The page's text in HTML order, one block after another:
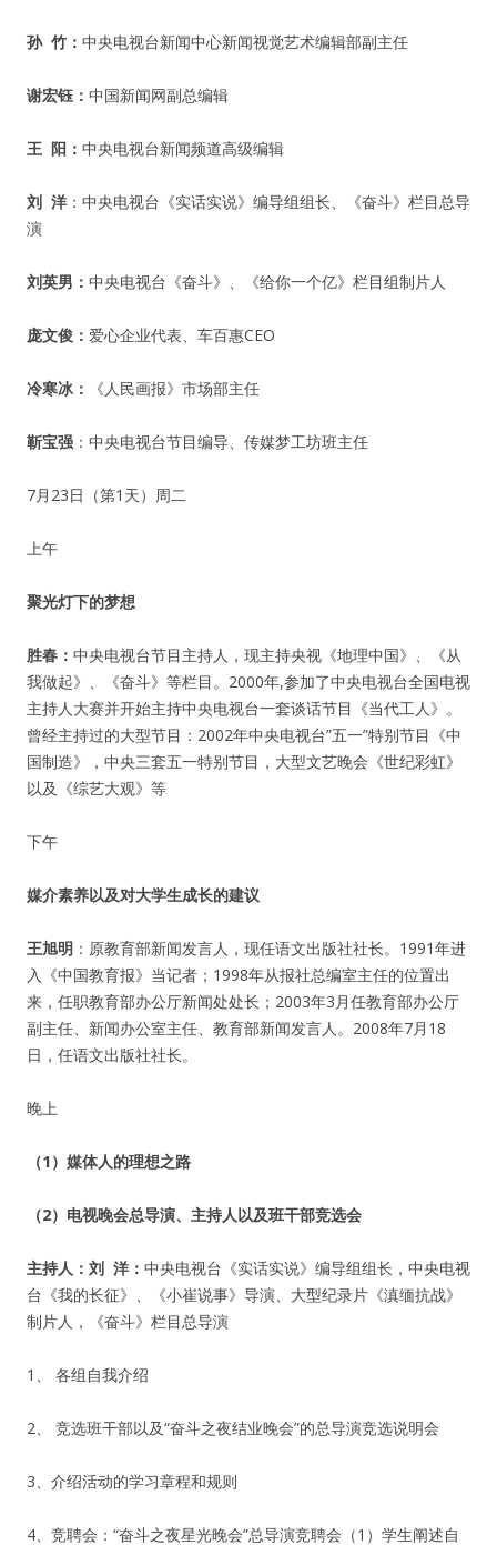
孙 竹： 中央电视台新闻中心新闻视觉艺术编辑部副主任
谢宏钰： 中国新闻网副总编辑
王 阳： 中央电视台新闻频道高级编辑
刘 洋 ：中央电视台《实话实说》编导组组长、《奋斗》栏目总导
演
刘英男： 中央电视台《奋斗》、《给你一个亿》栏目组制片人
庞文俊： 爱心企业代表、车百惠CEO
冷寒冰： 《人民画报》市场部主任
靳宝强 ：中央电视台节目编导、传媒梦工坊班主任
7月23日（第1天）周二
上午
聚光灯下的梦想
胜春： 中央电视台节目主持人，现主持央视《地理中国》、《从
我做起》、《奋斗》等栏目。2000年,参加了中央电视台全国电视
主持人大赛并开始主持中央电视台一套谈话节目《当代工人》。
曾经主持过的大型节目：2002年中央电视台”五一”特别节目《中
国制造》，中央三套五一特别节目，大型文艺晚会《世纪彩虹》
以及《综艺大观》等
下午
媒介素养以及对大学生成长的建议
王旭明 ：原教育部新闻发言人，现任语文出版社社长。1991年进
入《中国教育报》当记者；1998年从报社总编室主任的位置出
来，任职教育部办公厅新闻处处长；2003年3月任教育部办公厅
副主任、新闻办公室主任、教育部新闻发言人。2008年7月18
日，任语文出版社社长。
晚上
（1）媒体人的理想之路
（2）电视晚会总导演、主持人以及班干部竞选会
主持人：刘 洋： 中央电视台《实话实说》编导组组长，中央电视
台《我的长征》、《小崔说事》导演、大型纪录片《滇缅抗战》
制片人，《奋斗》栏目总导演
1、 各组自我介绍
2、 竞选班干部以及“奋斗之夜结业晚会”的总导演竞选说明会
3、介绍活动的学习章程和规则
4、竞聘会：“奋斗之夜星光晚会”总导演竞聘会（1）学生阐述自